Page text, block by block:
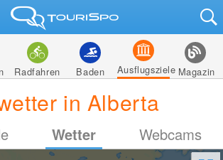
Radfahren Baden Ausflugsziele Magazin
in Alberta
Wetter Webcams